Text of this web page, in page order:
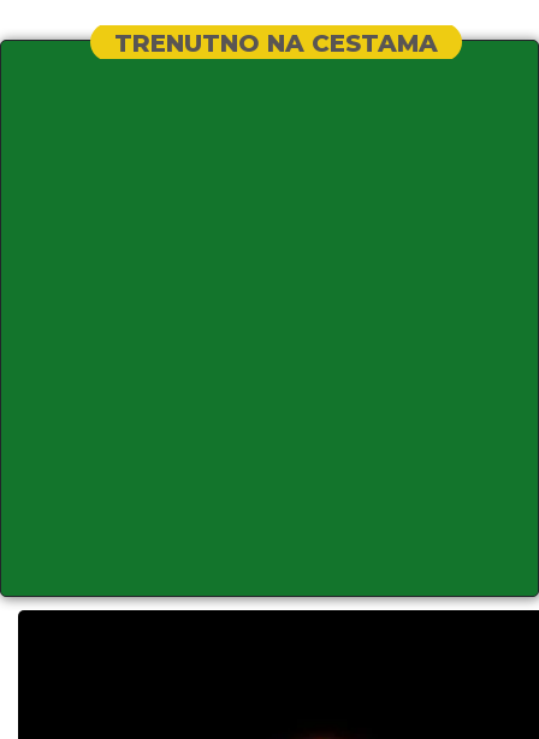
TRENUTNO NA CESTAMA